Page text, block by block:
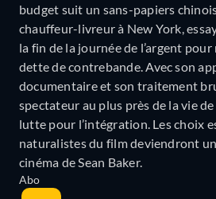
budget suit un sans-papiers
chauffeur-livreur à New York,
la fin de la journée de l’argent
dette de contrebande. Avec son
documentaire et son traitement
spectateur au plus près de la vie
lutte pour l’intégration. Les choix
naturalistes du film deviendront
cinéma de Sean Baker.
Abo